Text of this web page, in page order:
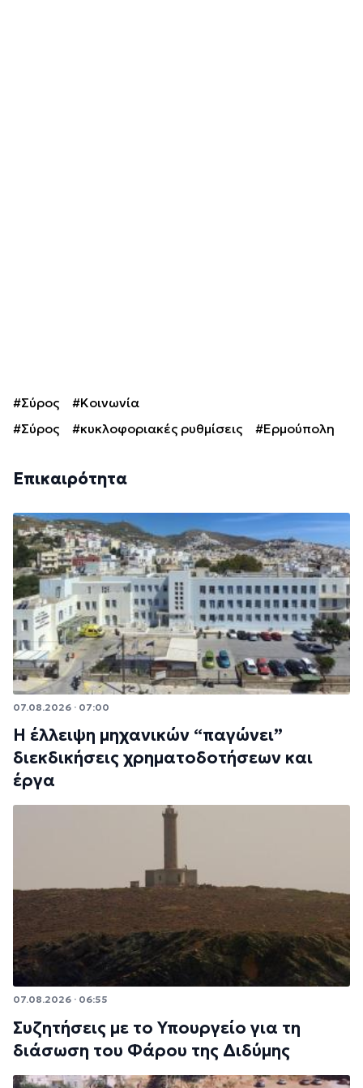
#Σύρος
#Κοινωνία
#Σύρος
#κυκλοφοριακές ρυθμίσεις #Ερμούπολη
Επικαιρότητα
07.08.2026 · 07:00
Η έλλειψη μηχανικών “παγώνει”
διεκδικήσεις χρηματοδοτήσεων και
έργα
07.08.2026 · 06:55
Συζητήσεις με το Υπουργείο για τη
διάσωση του Φάρου της Διδύμης